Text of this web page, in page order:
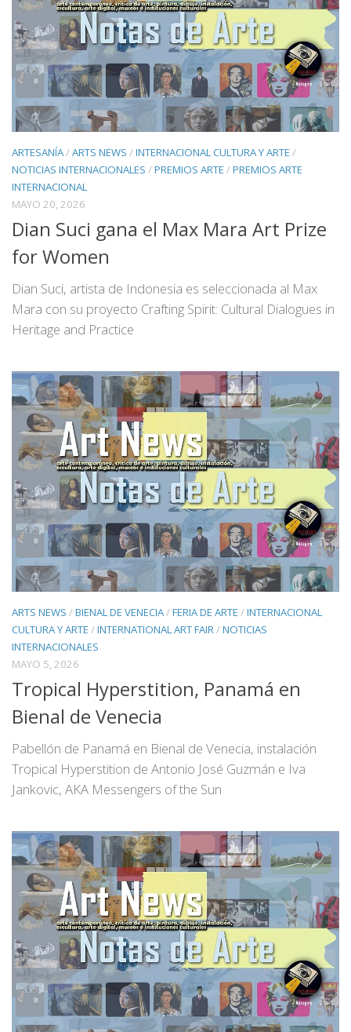
ARTESANÍA/ARTS NEWS /INTERNACIONAL CULTURA Y ARTE /
NOTICIAS INTERNACIONALES /PREMIOS ARTE /PREMIOS ARTE
INTERNACIONAL
MAYO 20, 2026
Dian Suci gana el Max Mara Art Prize
for Women
Dian Suci, artista de Indonesia es seleccionada al Max
Mara con su proyecto Crafting Spirit: Cultural Dialogues in
Heritage and Practice
ARTS NEWS /BIENAL DE VENECIA/FERIA DE ARTE /INTERNACIONAL
CULTURA Y ARTE /INTERNATIONAL ART FAIR/NOTICIAS
INTERNACIONALES
MAYO 5, 2026
Tropical Hyperstition, Panamá en
Bienal de Venecia
Pabellón de Panamá en Bienal de Venecia, instalación
Tropical Hyperstition de Antonio José Guzmán e Iva
Jankovic, AKA Messengers of the Sun